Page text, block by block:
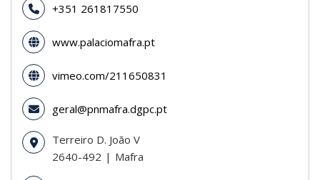
+351 261817550
www.palaciomafra.pt
vimeo.com/211650831
geral@pnmafra.dgpc.pt
Terreiro D. João V
2640-492
Mafra